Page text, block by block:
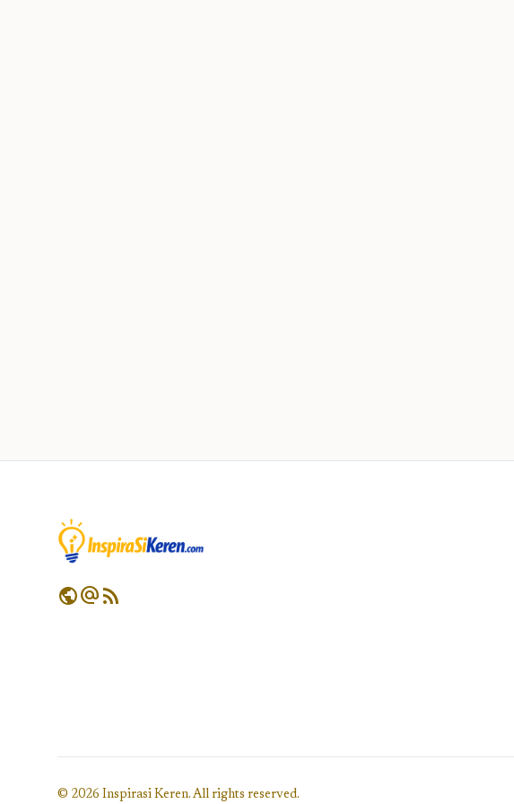
publicalternate_emailrss_feed
© 2026 Inspirasi Keren. All rights reserved.